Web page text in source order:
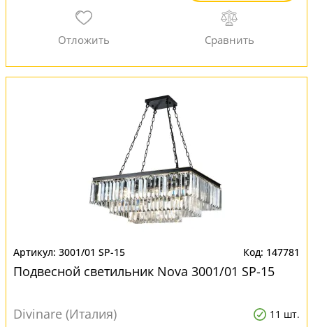
3001/01 SP-15 147781
Подвесной светильник Nova 3001/01 SP-15
Divinare (Италия) 11 шт.